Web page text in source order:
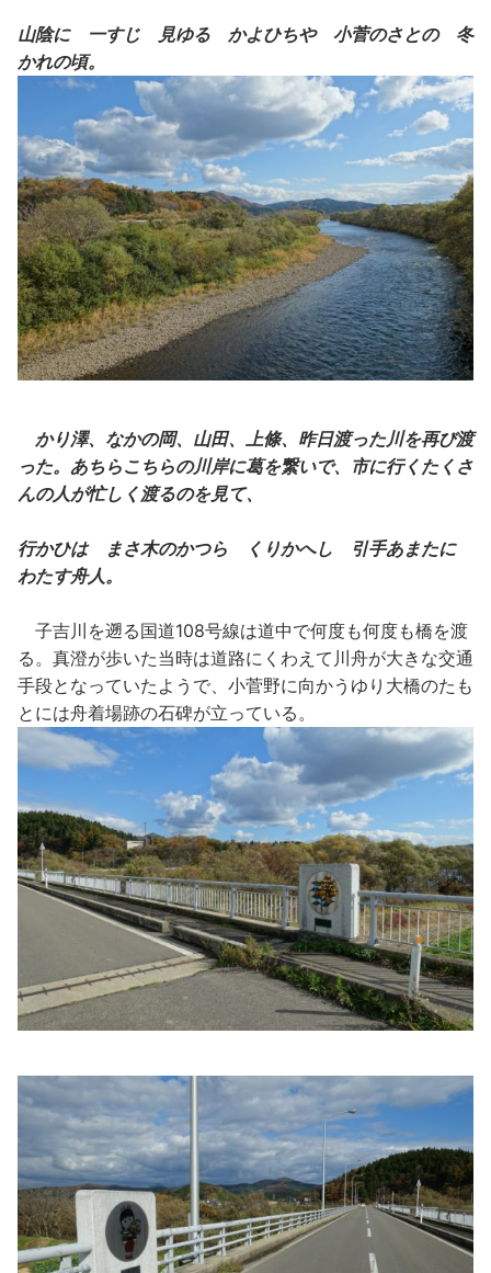
山陰に 一すじ 見ゆる かよひちや 小菅のさとの 冬
かれの頃。
かり澤、なかの岡、山田、上條、昨日渡った川を再び渡
った。あちらこちらの川岸に葛を繋いで、市に行くたくさ
んの人が忙しく渡るのを見て、
行かひは まさ木のかつら くりかへし 引手あまたに
わたす舟人。
子吉川を遡る国道108号線は道中で何度も何度も橋を渡
る。真澄が歩いた当時は道路にくわえて川舟が大きな交通
手段となっていたようで、小菅野に向かうゆり大橋のたも
とには舟着場跡の石碑が立っている。